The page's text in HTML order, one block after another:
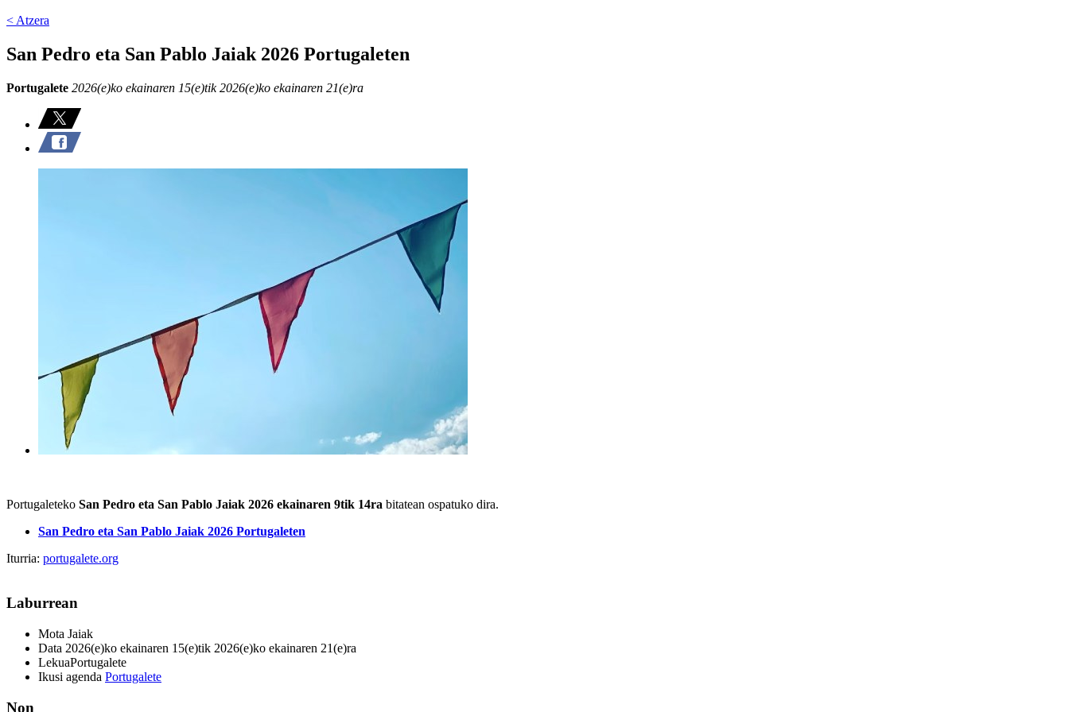
< Atzera
San Pedro eta San Pablo Jaiak 2026 Portugaleten
Portugalete 2026(e)ko ekainaren 15(e)tik 2026(e)ko ekainaren 21(e)ra
Portugaleteko San Pedro eta San Pablo Jaiak 2026 ekainaren 9tik 14ra bitatean ospatuko dira.
San Pedro eta San Pablo Jaiak 2026 Portugaleten
Iturria: portugalete.org
Laburrean
Mota Jaiak
Data 2026(e)ko ekainaren 15(e)tik 2026(e)ko ekainaren 21(e)ra
LekuaPortugalete
Ikusi agenda Portugalete
Non